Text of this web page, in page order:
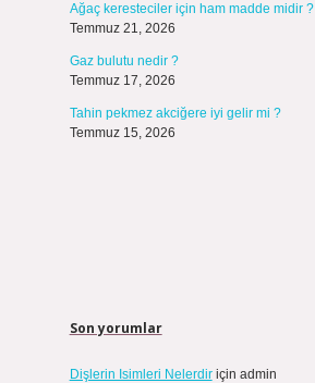
Ağaç keresteciler için ham madde midir ?
Temmuz 21, 2026
Gaz bulutu nedir ?
Temmuz 17, 2026
Tahin pekmez akciğere iyi gelir mi ?
Temmuz 15, 2026
Son yorumlar
Dişlerin Isimleri Nelerdiriçin admin